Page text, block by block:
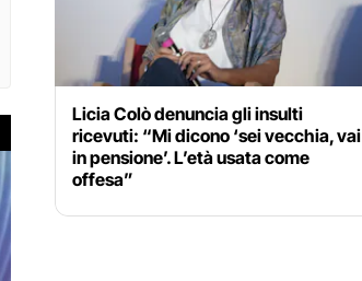
Licia Colò denuncia gli insulti
ricevuti: “Mi dicono ‘sei vecchia, vai
in pensione’. L’età usata come
offesa”